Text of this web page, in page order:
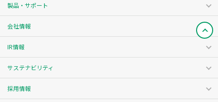
製品・サポート
会社情報
IR情報
サステナビリティ
採用情報